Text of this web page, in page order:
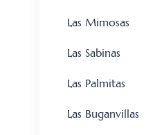
Las Mimosas
Las Sabinas
Las Palmitas
Las Buganvillas